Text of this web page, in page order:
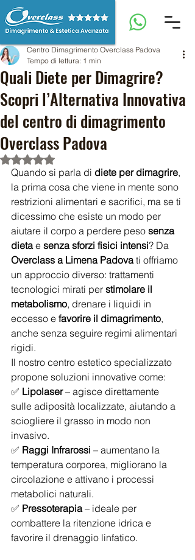
Quali Diete per Dimagrire?
Scopri l’Alternativa Innovativa
del centro di dimagrimento
Overclass Padova
Centro Dimagrimento Overclass Padova
Tempo di lettura: 1 min
Valutazione NaN stelle su 5.
Quando si parla di diete per dimagrire,
la prima cosa che viene in mente sono
restrizioni alimentari e sacrifici, ma se ti
dicessimo che esiste un modo per
aiutare il corpo a perdere peso senza
dieta e senza sforzi fisici intensi? Da
Overclass a Limena Padova ti offriamo
un approccio diverso: trattamenti
tecnologici mirati per stimolare il
metabolismo, drenare i liquidi in
eccesso e favorire il dimagrimento,
anche senza seguire regimi alimentari
rigidi.
Il nostro centro estetico specializzato
propone soluzioni innovative come:
✅ Lipolaser – agisce direttamente
sulle adiposità localizzate, aiutando a
sciogliere il grasso in modo non
invasivo.
✅ Raggi Infrarossi – aumentano la
temperatura corporea, migliorano la
circolazione e attivano i processi
metabolici naturali.
✅ Pressoterapia – ideale per
combattere la ritenzione idrica e
favorire il drenaggio linfatico.